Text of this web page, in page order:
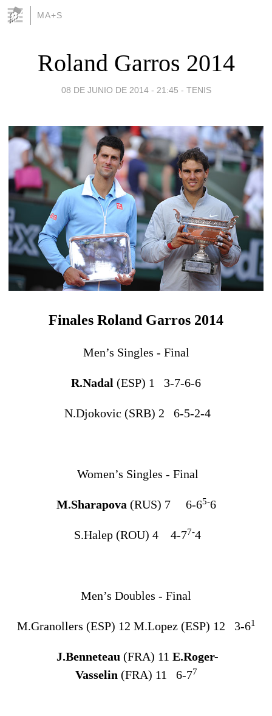
MA+S
Roland Garros 2014
08 DE JUNIO DE 2014 - 21:45 - TENIS
Finales Roland Garros 2014
Men’s Singles - Final
R.Nadal (ESP) 1 3-7-6-6
N.Djokovic (SRB) 2 6-5-2-4
Women’s Singles - Final
M.Sharapova (RUS) 7 6-65-6
S.Halep (ROU) 4 4-77-4
Men’s Doubles - Final
M.Granollers (ESP) 12 M.Lopez (ESP) 12 3-61
J.Benneteau (FRA) 11 E.Roger-
Vasselin (FRA) 11 6-77